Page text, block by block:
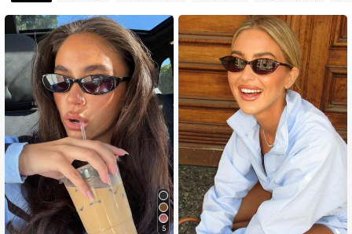
4.89 32K 팔로워
4.89 32K 팔로워
4.89 32K 팔로워
4.89 32K 팔로워
5